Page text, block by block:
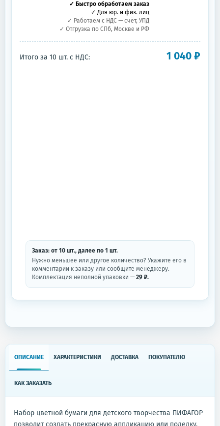
✓ Быстро обработаем заказ
✓ Для юр. и физ. лиц
✓ Работаем с НДС — счёт, УПД
✓ Отгрузка по СПб, Москве и РФ
Итого за 10 шт. с НДС: 1 040₽
Заказ: от 10 шт., далее по 1 шт.
Нужно меньшее или другое количество? Укажите его в
комментарии к заказу или сообщите менеджеру.
Комплектация неполной упаковки — 29 ₽.
ОПИСАНИЕ ХАРАКТЕРИСТИКИ ДОСТАВКА ПОКУПАТЕЛЮ
КАК ЗАКАЗАТЬ
Набор цветной бумаги для детского творчества ПИФАГОР
позволит создать прекрасную аппликацию или поделку.